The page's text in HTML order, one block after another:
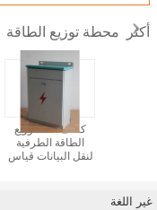
أكثر محطة توزيع الطاقة
كشف خطأ توزيع
الطاقة الطرفية
لنقل البيانات قياس
غير اللغة